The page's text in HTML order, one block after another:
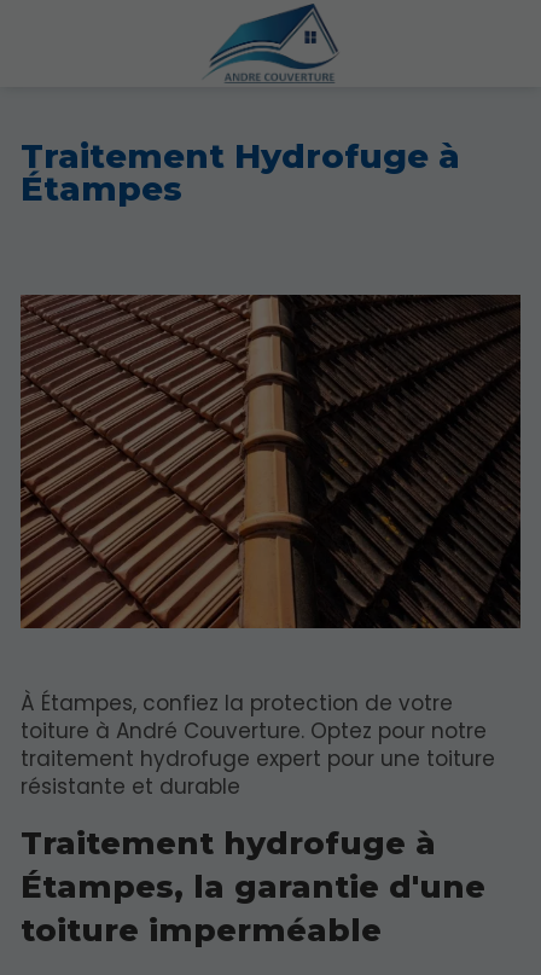
Traitement Hydrofuge à
Étampes
À Étampes, confiez la protection de votre
toiture à André Couverture. Optez pour notre
traitement hydrofuge expert pour une toiture
résistante et durable
Traitement hydrofuge à
Étampes, la garantie d'une
toiture imperméable